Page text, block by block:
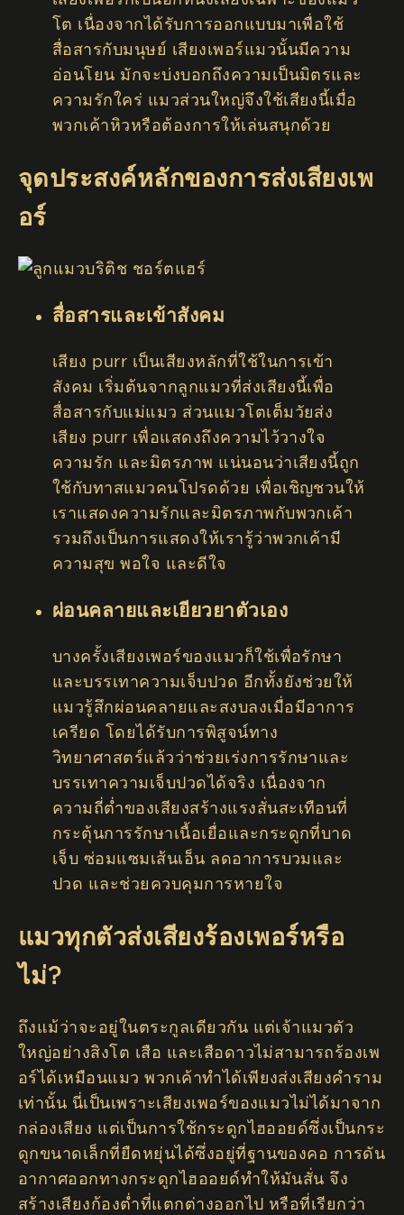
โต เนื่องจากได้รับการออกแบบมาเพื่อใช้
สื่อสารกับมนุษย์ เสียงเพอร์แมวนั้นมีความ
อ่อนโยน มักจะบ่งบอกถึงความเป็นมิตรและ
ความรักใคร่ แมวส่วนใหญ่จึงใช้เสียงนี้เมื่อ
พวกเค้าหิวหรือต้องการให้เล่นสนุกด้วย
จุดประสงค์หลักของการส่งเสียงเพ
อร์
สื่อสารและเข้าสังคม
เสียง purr เป็นเสียงหลักที่ใช้ในการเข้า
สังคม เริ่มต้นจากลูกแมวที่ส่งเสียงนี้เพื่อ
สื่อสารกับแม่แมว ส่วนแมวโตเต็มวัยส่ง
เสียง purr เพื่อแสดงถึงความไว้วางใจ
ความรัก และมิตรภาพ แน่นอนว่าเสียงนี้ถูก
ใช้กับทาสแมวคนโปรดด้วย เพื่อเชิญชวนให้
เราแสดงความรักและมิตรภาพกับพวกเค้า
รวมถึงเป็นการแสดงให้เรารู้ว่าพวกเค้ามี
ความสุข พอใจ และดีใจ
ผ่อนคลายและเยียวยาตัวเอง
บางครั้งเสียงเพอร์ของแมวก็ใช้เพื่อรักษา
และบรรเทาความเจ็บปวด อีกทั้งยังช่วยให้
แมวรู้สึกผ่อนคลายและสงบลงเมื่อมีอาการ
เครียด โดยได้รับการพิสูจน์ทาง
วิทยาศาสตร์แล้วว่าช่วยเร่งการรักษาและ
บรรเทาความเจ็บปวดได้จริง เนื่องจาก
ความถี่ต่ำของเสียงสร้างแรงสั่นสะเทือนที่
กระตุ้นการรักษาเนื้อเยื่อและกระดูกที่บาด
เจ็บ ซ่อมแซมเส้นเอ็น ลดอาการบวมและ
ปวด และช่วยควบคุมการหายใจ
แมวทุกตัวส่งเสียงร้องเพอร์หรือ
ไม่?
ถึงแม้ว่าจะอยู่ในตระกูลเดียวกัน แต่เจ้าแมวตัว
ใหญ่อย่างสิงโต เสือ และเสือดาวไม่สามารถร้องเพ
อร์ได้เหมือนแมว พวกเค้าทำได้เพียงส่งเสียงคำราม
เท่านั้น นี่เป็นเพราะเสียงเพอร์ของแมวไม่ได้มาจาก
กล่องเสียง แต่เป็นการใช้กระดูกไฮออยด์ซึ่งเป็นกระ
ดูกขนาดเล็กที่ยืดหยุ่นได้ซึ่งอยู่ที่ฐานของคอ การดัน
อากาศออกทางกระดูกไฮออยด์ทำให้มันสั่น จึง
สร้างเสียงก้องต่ำที่แตกต่างออกไป หรือที่เรียกว่า